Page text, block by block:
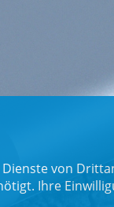
von
Ihre